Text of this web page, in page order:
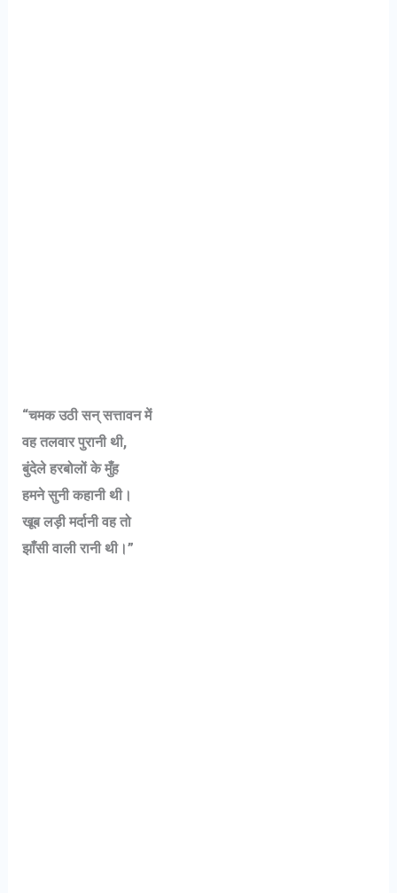
“चमक उठी सन् सत्तावन में
वह तलवार पुरानी थी,
बुंदेले हरबोलों के मुँह
हमने सुनी कहानी थी।
खूब लड़ी मर्दानी वह तो
झाँसी वाली रानी थी।”